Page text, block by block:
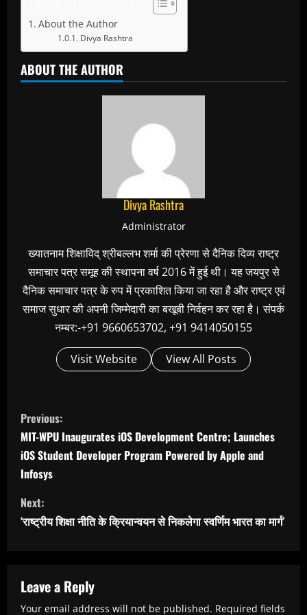
About the Author
Divya Rashtra
ABOUT THE AUTHOR
Divya Rashtra
Administrator
ख्यातनाम शिक्षाविद् श्रीबल्लभ शर्मा की प्रेरणा से दैनिक दिव्य राष्ट्र
समाचार पत्र समूह की स्थापना वर्ष 2016 में हुई थी। यह जयपुर से
दैनिक समाचार पत्र के रुप में प्रकाशित किया जा रहा है और राष्ट्र एवं
समाज सुधार की अपनी जिम्मेदारी का बखूबी निर्वहन कर रहा है। संपर्क
नम्बर:-+91 9660653702, +91 9414050155
Visit Website View All Posts
C
o
n
t
i
n
R
Previous:
MIT-WPU Inaugurates iOS Development Centre; Launches
iOS Student Developer Program Powered by Apple and
Infosys
Next:
‘राष्ट्रीय शिक्षा नीति के क्रियान्वयन से निकलेगा स्वर्णिम भारत का मार्ग’
Leave a Reply
Your email address will not be published. Required fields